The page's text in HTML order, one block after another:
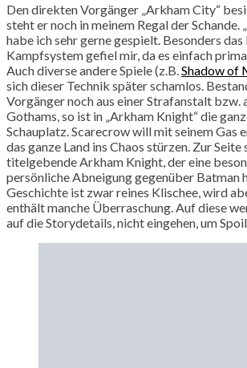
Den direkten Vorgänger „Arkham City“
steht er noch in meinem Regal der Schande.
habe ich sehr gerne gespielt. Besonders
Kampfsystem gefiel mir, da es einfach
Auch diverse andere Spiele (z.B. Shadow of
sich dieser Technik später schamlos.
Vorgänger noch aus einer Strafanstalt bzw.
Gothams, so ist in „Arkham Knight“ die
Schauplatz. Scarecrow will mit seinem Gas
das ganze Land ins Chaos stürzen. Zur
titelgebende Arkham Knight, der eine
persönliche Abneigung gegenüber Batman
Geschichte ist zwar reines Klischee, wird
enthält manche Überraschung. Auf diese
auf die Storydetails, nicht eingehen, um